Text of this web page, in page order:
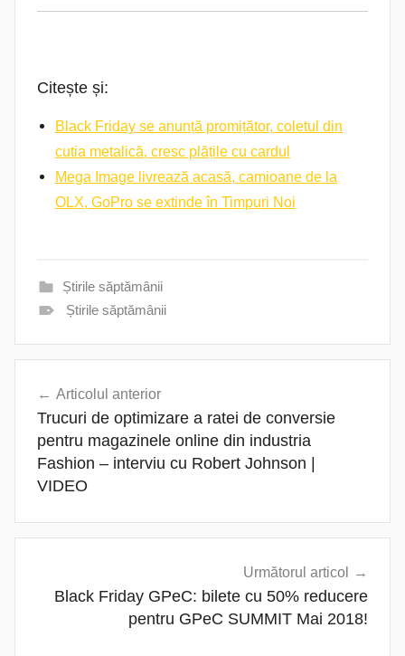
Citește și:
Black Friday se anunță promițător, coletul din
cutia metalică, cresc plățile cu cardul
Mega Image livrează acasă, camioane de la
OLX, GoPro se extinde în Timpuri Noi
Știrile săptămânii
Știrile săptămânii
articole
Articolul anterior
Trucuri de optimizare a ratei de conversie
pentru magazinele online din industria
Fashion – interviu cu Robert Johnson |
VIDEO
Următorul articol
Black Friday GPeC: bilete cu 50% reducere
pentru GPeC SUMMIT Mai 2018!